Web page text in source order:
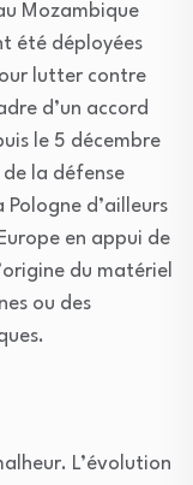
Mozambique
été déployées
lutter contre
d’un accord
le 5 décembre
la défense
d’ailleurs
en appui de
du matériel
ou des
L’évolution